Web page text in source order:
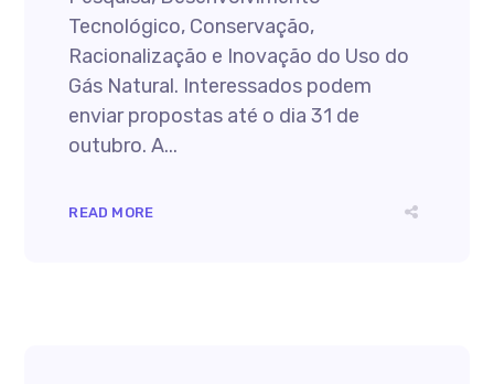
Tecnológico, Conservação,
Racionalização e Inovação do Uso do
Gás Natural. Interessados podem
enviar propostas até o dia 31 de
outubro. A...
READ MORE